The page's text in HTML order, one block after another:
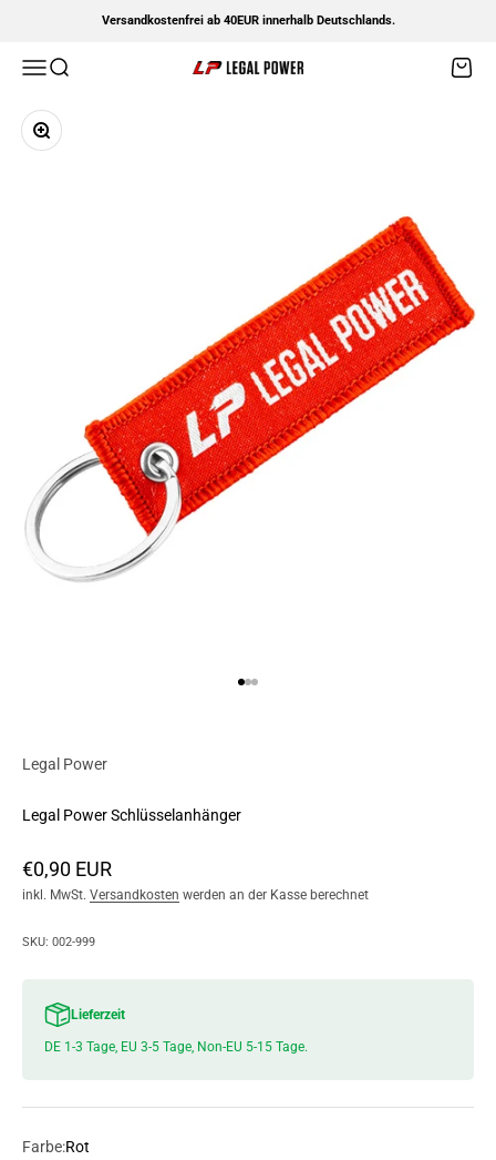
Versandkostenfrei ab 40EUR innerhalb Deutschlands.
MenüSuche Legal Power
Bild vergrößern
Legal Power
Legal Power Schlüsselanhänger
Angebot
€0,90 EUR
inkl. MwSt. Versandkosten werden an der Kasse berechnet
SKU: 002-999
Lieferzeit
DE 1-3 Tage, EU 3-5 Tage, Non-EU 5-15 Tage.
Farbe:Rot